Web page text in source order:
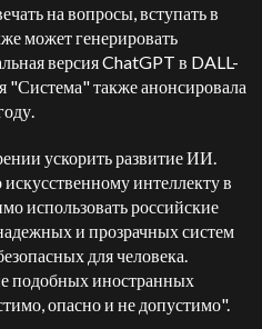
на вопросы, вступать в
может генерировать
версия ChatGPT в DALL-
также анонсировала
ускорить развитие ИИ.
интеллекту в
использовать российские
и прозрачных систем
для человека.
подобных иностранных
опасно и не допустимо".